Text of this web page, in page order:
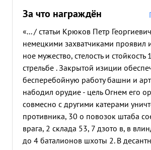
За что награждён
«... / статьи Крюков Петр
немецкими захватчиками проявил
ное мужество, стелость и
стрельбе . Закрытой изиции
бесперебойную работу башни и
набодил орудие - цель Огнем его
совмесно с другими катерами
противника, 30 о повозок штаба
врага, 2 склада 53, 7 дзото в, в
до 4 баталионов шхоты 2. В